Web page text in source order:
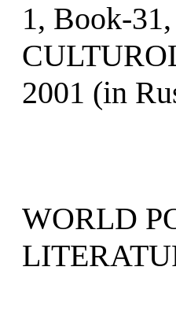
1, Book-
2001 (in
WORLD